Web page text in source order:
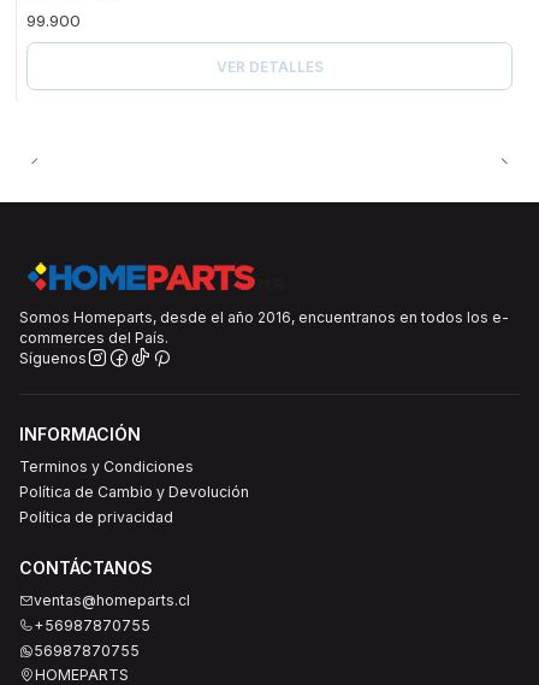
99.900
VER DETALLES
Somos Homeparts, desde el año 2016, encuentranos en todos los e-
commerces del País.
Síguenos
INFORMACIÓN
Terminos y Condiciones
Política de Cambio y Devolución
Política de privacidad
CONTÁCTANOS
ventas@homeparts.cl
+56987870755
56987870755
HOMEPARTS